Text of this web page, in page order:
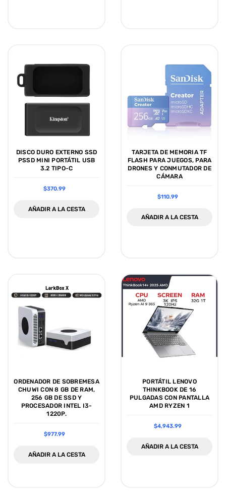
DISCO DURO EXTERNO SSD
PSSD MINI PORTÁTIL USB
3.2 TIPO-C
$370.99
AÑADIR A LA CESTA
TARJETA DE MEMORIA TF
FLASH PARA JUEGOS, PARA
DRONES Y CONMUTADOR DE
CÁMARA
$110.99
AÑADIR A LA CESTA
ORDENADOR DE SOBREMESA
CHUWI CON 8 GB DE RAM,
256 GB DE SSD Y
PROCESADOR INTEL I3-
1220P.
$977.99
AÑADIR A LA CESTA
PORTÁTIL LENOVO
THINKBOOK DE 16
PULGADAS CON PANTALLA
AMD RYZEN 1
$4,943.99
AÑADIR A LA CESTA